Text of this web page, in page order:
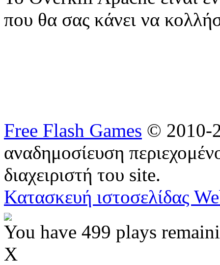
που θα σας κάνει να
Free Flash Games © 2010-
αναδημοσίευση
διαχειριστή του site.
Κατασκευή ιστοσελίδας
You have 499 plays
X